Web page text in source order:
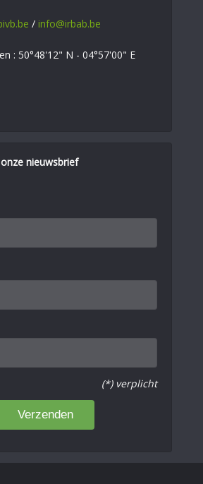
/ info@irbab.be
: 50°48'12" N - 04°57'00" E
nieuwsbrief
(*) verplicht